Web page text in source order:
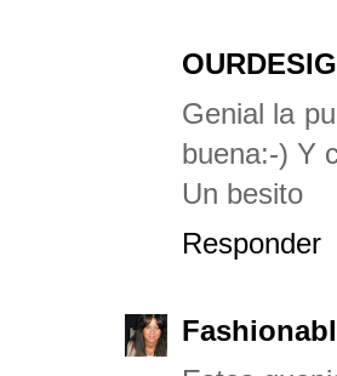
Genial la
buena:-) Y
Un besito
Responder